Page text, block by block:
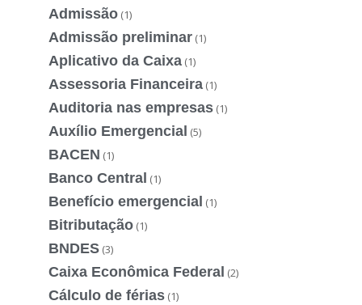
Admissão (1)
Admissão preliminar (1)
Aplicativo da Caixa (1)
Assessoria Financeira (1)
Auditoria nas empresas (1)
Auxílio Emergencial (5)
BACEN (1)
Banco Central (1)
Benefício emergencial (1)
Bitributação (1)
BNDES (3)
Caixa Econômica Federal (2)
Cálculo de férias (1)